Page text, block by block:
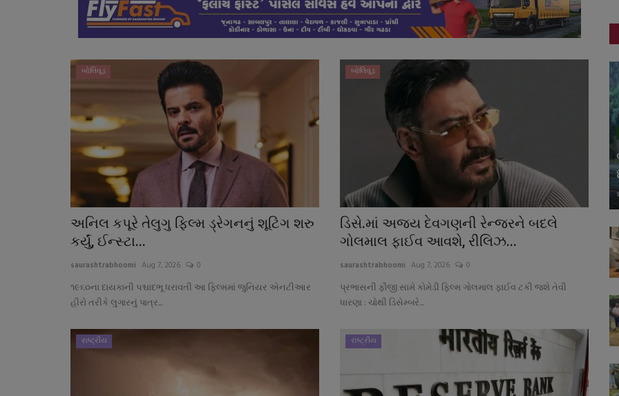
બોલિવૂડ
અનિલ કપૂરે તેલુગુ ફિલ્મ ડ્રેગનનું શૂટિંગ શરુ
કર્યું, ઈન્સ્ટા...
saurashtrabhoomi Aug 7, 2026 0
૧૯૬૦ના દાયકાની પશ્ચાદભૂ ધરાવતી આ ફિલ્મમાં જુનિયર એનટીઆર
હીરો તરીકે લુગારનું પાત્ર...
બોલિવૂડ
ડિસે.માં અજય દેવગણની રેન્જરને બદલે
ગોલમાલ ફાઈવ આવશે, રીલિઝ...
saurashtrabhoomi Aug 7, 2026 0
પ્રભાસની ફૌજી સામે કોમેડી ફિલ્મ ગોલમાલ ફાઈવ ટકી જશે તેવી
ધારણા : ચોથી ડિસેમ્બરે...
રાષ્ટ્રીય રાષ્ટ્રીય